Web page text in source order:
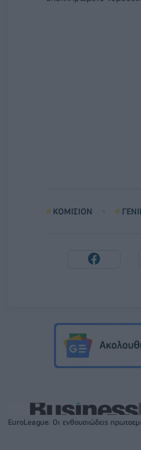
ΚΟΜΙΣΙΟΝ
EuroLeague: Οι ενθουσιώδεις